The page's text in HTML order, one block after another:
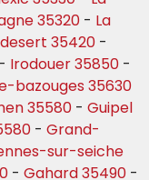
35320 - La
35420 -
- Irodouer 35850 -
bazouges 35630
35580 - Guipel
- Grand-
sur-seiche
- Gahard 35490 -